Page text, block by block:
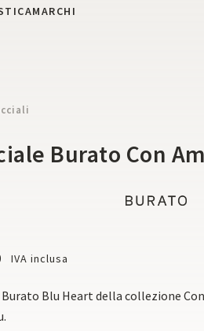
MARCHI
Burato Con
IVA inclusa
Blu Heart della collezione